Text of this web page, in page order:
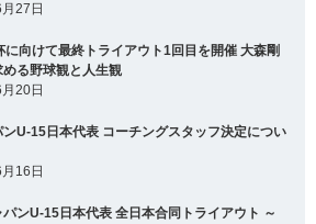
27日
に向けて最終トライアウト1回目を開催 大森剛
める野球観と人生観
20日
ンU-15日本代表 コーチングスタッフ決定につい
16日
パンU-15日本代表 全日本合同トライアウト ～